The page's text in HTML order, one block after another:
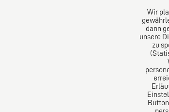
Wir
dann
unsere
zu